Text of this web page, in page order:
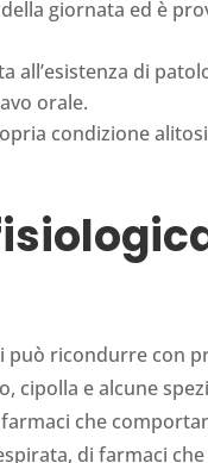
giornata ed è
all’esistenza di
orale.
condizione
può ricondurre con
cipolla e alcune
che
di farmaci